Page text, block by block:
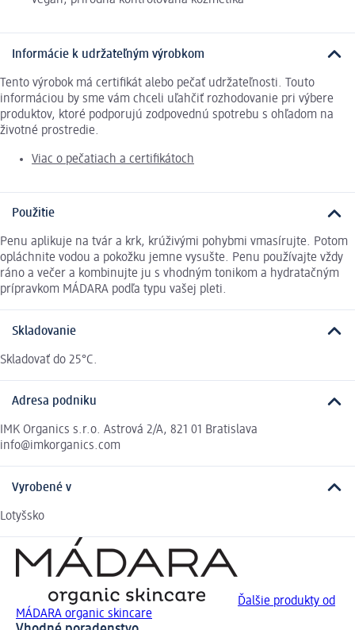
Informácie k udržateľným výrobkom
Tento výrobok má certifikát alebo pečať udržateľnosti. Touto
informáciou by sme vám chceli uľahčiť rozhodovanie pri výbere
produktov, ktoré podporujú zodpovednú spotrebu s ohľadom na
životné prostredie.
Viac o pečatiach a certifikátoch
Použitie
Penu aplikuje na tvár a krk, krúživými pohybmi vmasírujte. Potom
opláchnite vodou a pokožku jemne vysušte. Penu používajte vždy
ráno a večer a kombinujte ju s vhodným tonikom a hydratačným
prípravkom MÁDARA podľa typu vašej pleti.
Skladovanie
Skladovať do 25°C.
Adresa podniku
IMK Organics s.r.o. Astrová 2/A, 821 01 Bratislava
info@imkorganics.com
Vyrobené v
Lotyšsko
Ďalšie produkty od
MÁDARA organic skincare